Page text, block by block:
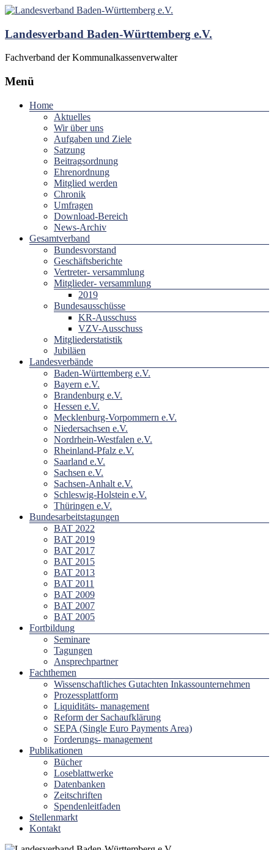
Landesverband Baden-Württemberg e.V.
Fachverband der Kommunalkassenverwalter
Menü
Home
Aktuelles
Wir über uns
Aufgaben und Ziele
Satzung
Beitragsordnung
Ehrenordnung
Mitglied werden
Chronik
Umfragen
Download-Bereich
News-Archiv
Gesamtverband
Bundesvorstand
Geschäftsberichte
Vertreter- versammlung
Mitglieder- versammlung
2019
Bundesausschüsse
KR-Ausschuss
VZV-Ausschuss
Mitgliederstatistik
Jubiläen
Landesverbände
Baden-Württemberg e.V.
Bayern e.V.
Brandenburg e.V.
Hessen e.V.
Mecklenburg-Vorpommern e.V.
Niedersachsen e.V.
Nordrhein-Westfalen e.V.
Rheinland-Pfalz e.V.
Saarland e.V.
Sachsen e.V.
Sachsen-Anhalt e.V.
Schleswig-Holstein e.V.
Thüringen e.V.
Bundesarbeitstagungen
BAT 2022
BAT 2019
BAT 2017
BAT 2015
BAT 2013
BAT 2011
BAT 2009
BAT 2007
BAT 2005
Fortbildung
Seminare
Tagungen
Ansprechpartner
Fachthemen
Wissenschaftliches Gutachten Inkassounternehmen
Prozessplattform
Liquiditäts- management
Reform der Sachaufklärung
SEPA (Single Euro Payments Area)
Forderungs- management
Publikationen
Bücher
Loseblattwerke
Datenbanken
Zeitschriften
Spendenleitfaden
Stellenmarkt
Kontakt